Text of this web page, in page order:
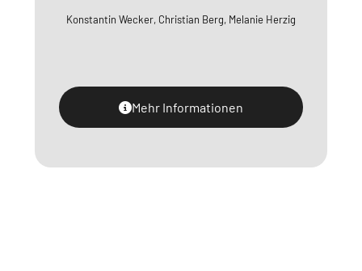
Konstantin Wecker, Christian Berg, Melanie Herzig
Mehr Informationen